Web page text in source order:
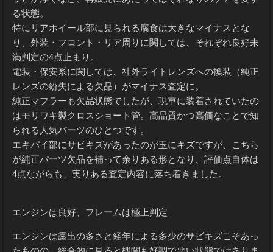
サビが浮くなど、再販売にあたってはそれなりのケアを要す
る状態。
特にリアホイール部に見られる腐食は大きなマイナスとな
り、外装・フロント・リア周りに関しては、それぞれ良好未
満判定の4点止まり。
電装・保安系に関しては、社外ライトレンズへの換装（純正
レンズの紛失による欠品）がマイナス査定に。
純正マフラーも欠品状態でしたが、現車に装着されていたの
はモリワキ製クロスショート管。高品質かつ高価なことで知
られる人気パーツのひとつです。
エキパイ部にサビキズがあったのが玉にキズですが、こちら
が純正パーツ欠品を補って余りある形となり、評価点自体は
4点ながらも、実りある査定内容に落ち着きました。
エンジンは良好、フレームは極上判定
エンジンは露出の多さと経年による多少のサビキズこそあっ